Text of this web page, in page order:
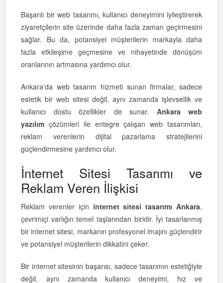
Başarılı bir web tasarımı, kullanıcı deneyimini iyileştirerek
ziyaretçilerin site üzerinde daha fazla zaman geçirmesini
sağlar. Bu da, potansiyel müşterilerin markayla daha
fazla etkileşime geçmesine ve nihayetinde dönüşüm
oranlarının artmasına yardımcı olur.
Ankara'da web tasarım hizmeti sunan firmalar, sadece
estetik bir web sitesi değil, aynı zamanda işlevsellik ve
kullanıcı dostu özellikler de sunar. Ankara web
yazılım çözümleri ile entegre çalışan web tasarımları,
reklam verenlerin dijital pazarlama stratejilerini
güçlendirmesine yardımcı olur.
İnternet Sitesi Tasarımı ve
Reklam Veren İlişkisi
Reklam verenler için internet sitesi tasarımı Ankara,
çevrimiçi varlığın temel taşlarından biridir. İyi tasarlanmış
bir internet sitesi, markanın profesyonel imajını güçlendirir
ve potansiyel müşterilerin dikkatini çeker.
Bir internet sitesinin başarısı, sadece tasarımın estetiğiyle
değil, aynı zamanda kullanıcı deneyimi, hız ve